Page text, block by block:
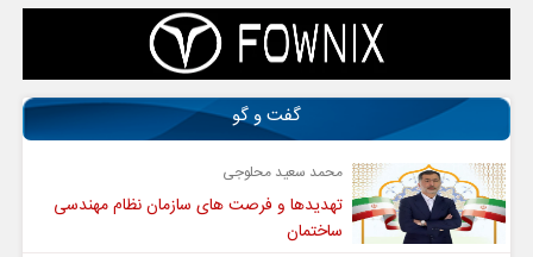
گفت و گو
محمد سعید محلوجی
تهدیدها و فرصت های سازمان نظام مهندسی
ساختمان